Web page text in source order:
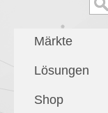
Märkte
Lösungen
Shop